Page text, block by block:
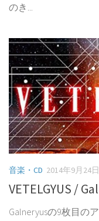
のき...
音楽・CD 2014年9月24日
VETELGYUS /
Galneryusの9枚目の